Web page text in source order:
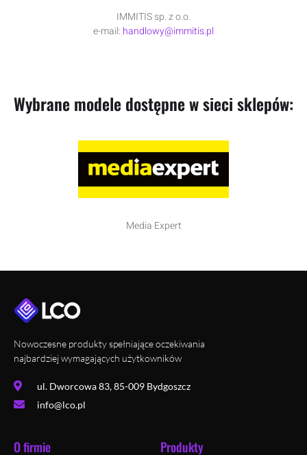
IMMITIS sp. z o.o.
e-mail: handlowy@immitis.pl
Wybrane modele dostępne w sieci sklepów:​
Media Expert
Nowoczesne produkty spełniające oczekiwania
najbardziej wymagających użytkowników
ul. Dworcowa 83, 85-009 Bydgoszcz
info@lco.pl
O firmie Produkty